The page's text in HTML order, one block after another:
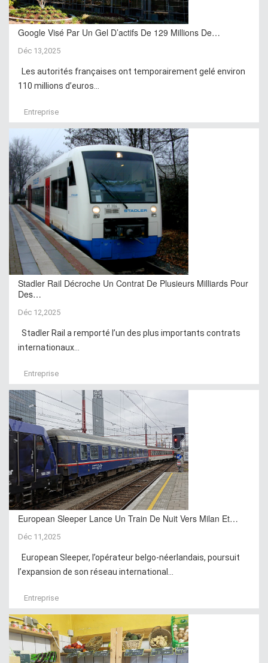
Google Visé Par Un Gel D’actifs De 129 Millions De…
Déc 13,2025
Les autorités françaises ont temporairement gelé environ
110 millions d’euros...
Entreprise
Stadler Rail Décroche Un Contrat De Plusieurs Milliards Pour
Des…
Déc 12,2025
Stadler Rail a remporté l’un des plus importants contrats
internationaux...
Entreprise
European Sleeper Lance Un Train De Nuit Vers Milan Et…
Déc 11,2025
European Sleeper, l’opérateur belgo-néerlandais, poursuit
l’expansion de son réseau international...
Entreprise